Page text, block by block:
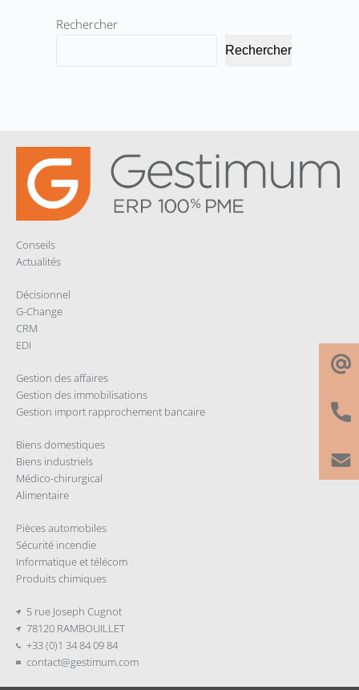
Rechercher
Rechercher
Conseils
Actualités
Décisionnel
G-Change
CRM
EDI
Gestion des affaires
Gestion des immobilisations
Gestion import rapprochement bancaire
Biens domestiques
Biens industriels
Médico-chirurgical
Alimentaire
Pièces automobiles
Sécurité incendie
Informatique et télécom
Produits chimiques
5 rue Joseph Cugnot
78120 RAMBOUILLET
+33 (0)1 34 84 09 84
contact@gestimum.com